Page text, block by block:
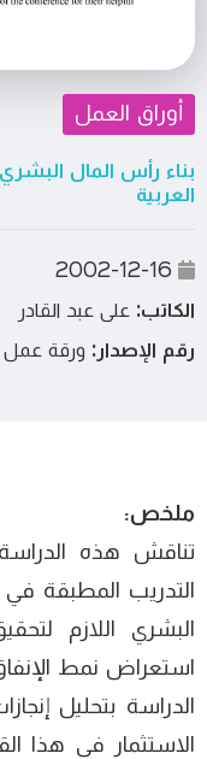
أوراق العمل
بناء رأس المال
العربية
الكاتب: على عبد القادر
رقم الإصدار: ورقة عمل رقم 76 باللغة
ملخص:
تناقش هذه
التدريب المطبقة في
البشري اللازم
استعراض نمط
الدراسة بتحليل
الاستثمار في هذا